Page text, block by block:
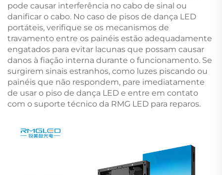
pode causar interferência no cabo de sinal ou
danificar o cabo. No caso de pisos de dança LED
portáteis, verifique se os mecanismos de
travamento entre os painéis estão adequadamente
engatados para evitar lacunas que possam causar
danos à fiação interna durante o funcionamento. Se
surgirem sinais estranhos, como luzes piscando ou
painéis que não respondem, pare imediatamente
de usar o piso de dança LED e entre em contato
com o suporte técnico da RMG LED para reparos.